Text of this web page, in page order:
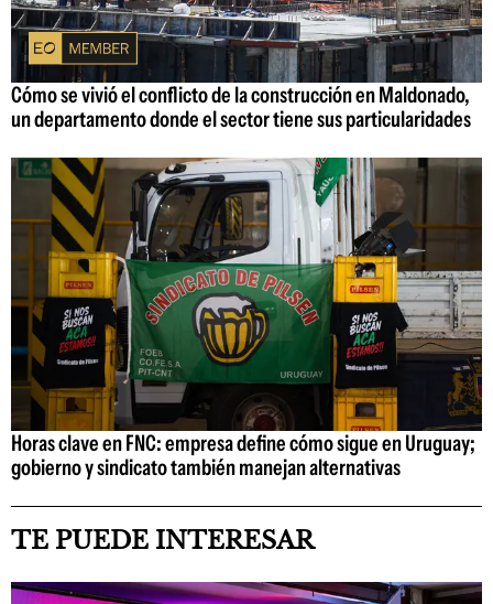
Cómo se vivió el conflicto de la construcción en Maldonado,
un departamento donde el sector tiene sus particularidades
Horas clave en FNC: empresa define cómo sigue en Uruguay;
gobierno y sindicato también manejan alternativas
TE PUEDE INTERESAR